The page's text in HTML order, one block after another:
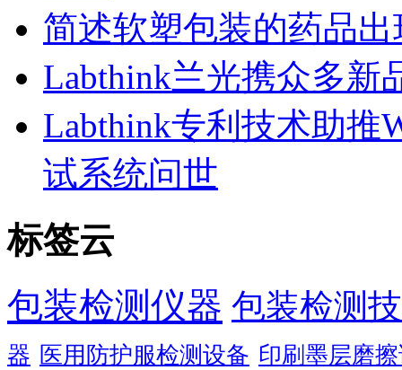
简述软塑包装的药品
Labthink兰光携众多新
Labthink专利技术助推
试系统问世
标签云
包装检测仪器 包装检测
器 医用防护服检测设备 印刷墨层磨